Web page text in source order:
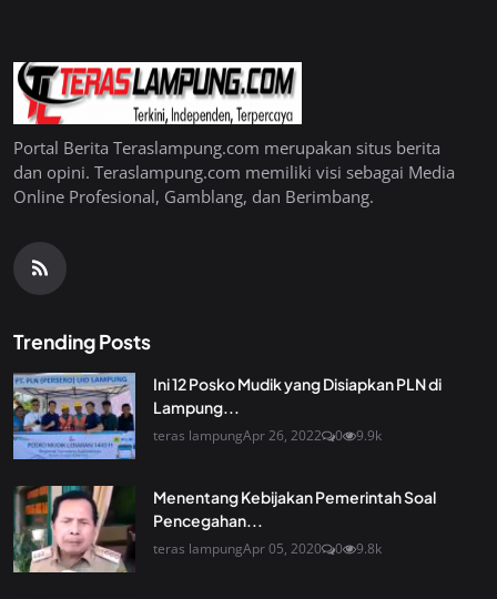
Portal Berita Teraslampung.com merupakan situs berita
dan opini. Teraslampung.com memiliki visi sebagai Media
Online Profesional, Gamblang, dan Berimbang.
Trending Posts
Ini 12 Posko Mudik yang Disiapkan PLN di
Lampung...
teras lampungApr 26, 2022 0 9.9k
Menentang Kebijakan Pemerintah Soal
Pencegahan...
teras lampungApr 05, 2020 0 9.8k